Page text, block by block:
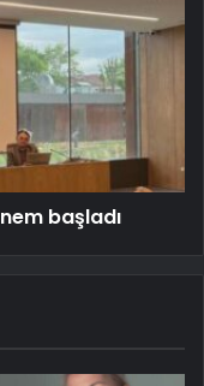
başladı